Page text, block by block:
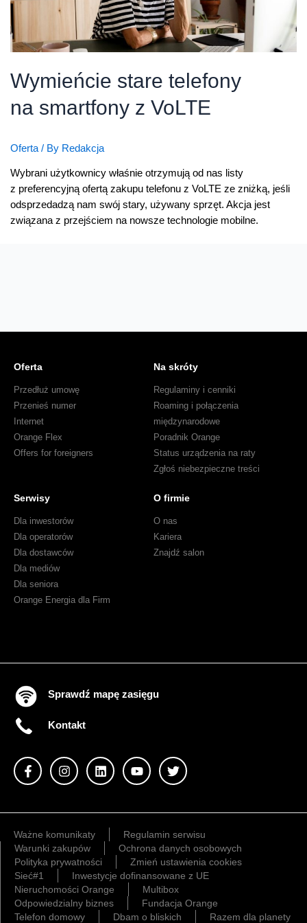
Wymieńcie stare telefony
na smartfony z VoLTE
Oferta/ By Redakcja
Wybrani użytkownicy właśnie otrzymują od nas listy
z preferencyjną ofertą zakupu telefonu z VoLTE ze zniżką, jeśli
odsprzedadzą nam swój stary, używany sprzęt. Akcja jest
związana z przejściem na nowsze technologie mobilne.
Oferta
Przedłuż umowę
Przenieś numer
Internet
Orange Flex
Offers for foreigners
Na skróty
Regulaminy i cenniki
Roaming i połączenia
międzynarodowe
Poradnik Orange
Status urządzenia na raty
Zgłoś niebezpieczne treści
Serwisy
Dla inwestorów
Dla operatorów
Dla dostawców
Dla mediów
Dla seniora
Orange Energia dla Firm
O firmie
O nas
Kariera
Znajdź salon
Sprawdź mapę zasięgu
Kontakt
Ważne komunikaty
Regulamin serwisu
Warunki zakupów
Ochrona danych osobowych
Polityka prywatności
Zmień ustawienia cookies
Sieć#1
Inwestycje dofinansowane z UE
Nieruchomości Orange
Multibox
Odpowiedzialny biznes
Fundacja Orange
Telefon domowy
Dbam o bliskich Razem dla planety